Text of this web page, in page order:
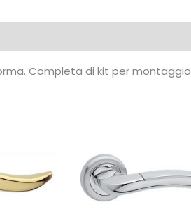
Completa di kit per montaggio